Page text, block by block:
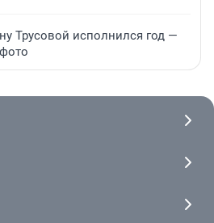
Трусовой исполнился год —